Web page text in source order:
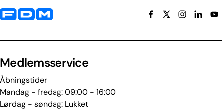
Yderligere information og kontaktoplysninger
Medlemsservice
Åbningstider
Mandag - fredag: 09:00 - 16:00
Lørdag - søndag: Lukket